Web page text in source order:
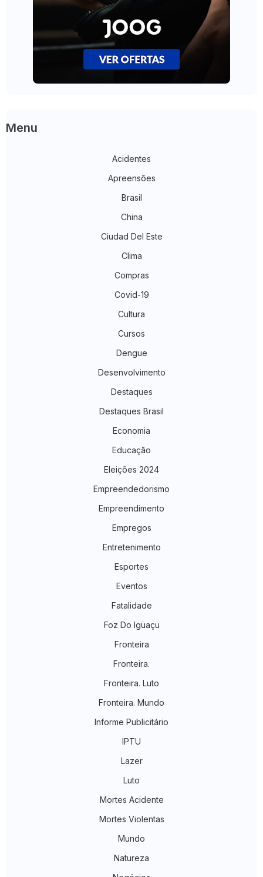
Menu
Acidentes
Apreensões
Brasil
China
Ciudad Del Este
Clima
Compras
Covid-19
Cultura
Cursos
Dengue
Desenvolvimento
Destaques
Destaques Brasil
Economia
Educação
Eleições 2024
Empreendedorismo
Empreendimento
Empregos
Entretenimento
Esportes
Eventos
Fatalidade
Foz Do Iguaçu
Fronteira
Fronteira.
Fronteira. Luto
Fronteira. Mundo
Informe Publicitário
IPTU
Lazer
Luto
Mortes Acidente
Mortes Violentas
Mundo
Natureza